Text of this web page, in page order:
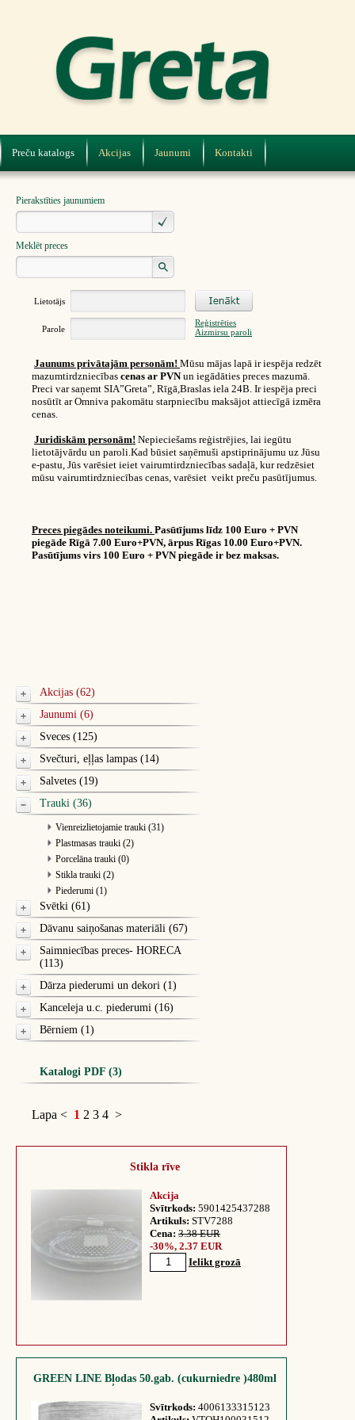
Preču katalogs Akcijas Jaunumi Kontakti
Pierakstīties jaunumiem
Meklēt preces
Lietotājs
Parole
Reģistrēties
Aizmirsu paroli
Jaunums privātajām personām! Mūsu mājas lapā ir iespēja redzēt
mazumtirdzniecības cenas ar PVNun iegādāties preces mazumā.
Preci var saņemt SIA”Greta”, Rīgā,Braslas iela 24B. Ir iespēja preci
nosūtīt ar Omniva pakomātu starpniecību maksājot attiecīgā izmēra
cenas.
Juridiskām personām! Nepieciešams reģistrējies, lai iegūtu
lietotājvārdu un paroli.Kad būsiet saņēmuši apstiprinājumu uz Jūsu
e-pastu, Jūs varēsiet ieiet vairumtirdzniecības sadaļā, kur redzēsiet
mūsu vairumtirdzniecības cenas, varēsiet veikt preču pasūtījumus.
Preces piegādes noteikumi. Pasūtījums līdz 100 Euro + PVN
piegāde Rīgā 7.00 Euro+PVN, ārpus Rīgas 10.00 Euro+PVN.
Pasūtījums virs 100 Euro + PVN piegāde ir bez maksas.
Akcijas (62)
Jaunumi (6)
Sveces (125)
Svečturi, eļļas lampas (14)
Salvetes (19)
Trauki (36)
Vienreizlietojamie trauki (31)
Plastmasas trauki (2)
Porcelāna trauki (0)
Stikla trauki (2)
Piederumi (1)
Svētki (61)
Dāvanu saiņošanas materiāli (67)
Saimniecības preces- HORECA
(113)
Dārza piederumi un dekori (1)
Kanceleja u.c. piederumi (16)
Bērniem (1)
Katalogi PDF (3)
Lapa < 1 2 3 4 >
Stikla rīve
Akcija
Svītrkods: 5901425437288
Artikuls: STV7288
Cena: 3.38 EUR
-30%, 2.37 EUR
Ielikt grozā
GREEN LINE Bļodas 50.gab. (cukurniedre )480ml
Svītrkods: 4006133315123